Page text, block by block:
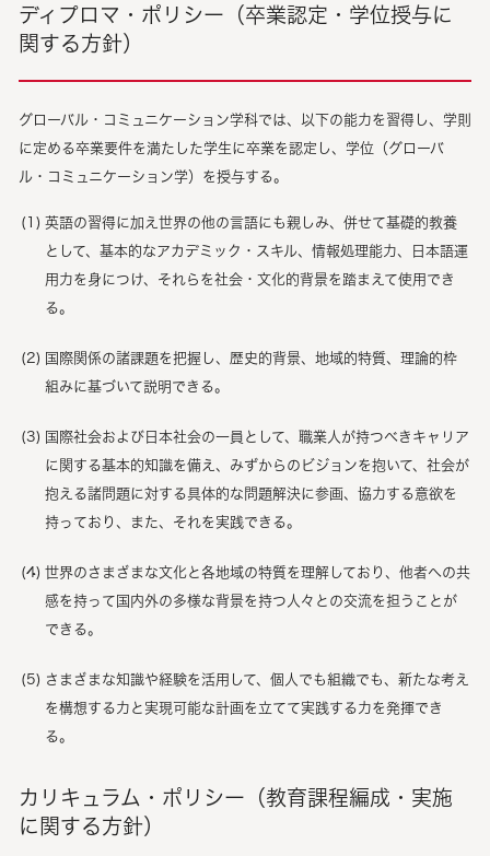
ディプロマ・ポリシー（卒業認定・学位授与に
関する方針）
グローバル・コミュニケーション学科では、以下の能力を習得し、学則
に定める卒業要件を満たした学生に卒業を認定し、学位（グローバ
ル・コミュニケーション学）を授与する。
英語の習得に加え世界の他の言語にも親しみ、併せて基礎的教養
として、基本的なアカデミック・スキル、情報処理能力、日本語運
用力を身につけ、それらを社会・文化的背景を踏まえて使用でき
る。
国際関係の諸課題を把握し、歴史的背景、地域的特質、理論的枠
組みに基づいて説明できる。
国際社会および日本社会の一員として、職業人が持つべきキャリア
に関する基本的知識を備え、みずからのビジョンを抱いて、社会が
抱える諸問題に対する具体的な問題解決に参画、協力する意欲を
持っており、また、それを実践できる。
世界のさまざまな文化と各地域の特質を理解しており、他者への共
感を持って国内外の多様な背景を持つ人々との交流を担うことが
できる。
さまざまな知識や経験を活用して、個人でも組織でも、新たな考え
を構想する力と実現可能な計画を立てて実践する力を発揮でき
る。
カリキュラム・ポリシー（教育課程編成・実施
に関する方針）